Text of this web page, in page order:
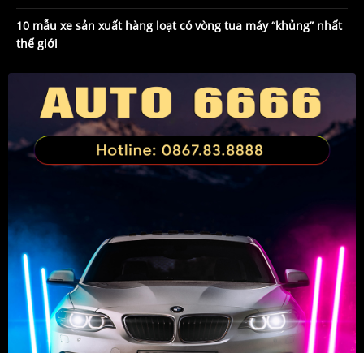
10 mẫu xe sản xuất hàng loạt có vòng tua máy “khủng” nhất
thế giới